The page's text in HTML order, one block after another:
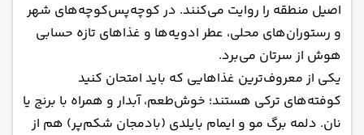
اصیل منطقه را روایت می‌کنند. در کوچه‌پس‌کوچه‌های شهر
و رستوران‌های محلی، عطر ادویه‌ها و غذاهای تازه حسابی
هوش از سرتان می‌برد.
یکی از معروف‌ترین غذاهایی که باید امتحان کنید
کوفته‌های ترکی هستند؛ خوش‌طعم، آبدار و همراه با برنج یا
نان. دلمه برگ مو و ایمام بایلدی (بادمجان شکم‌پر) هم از